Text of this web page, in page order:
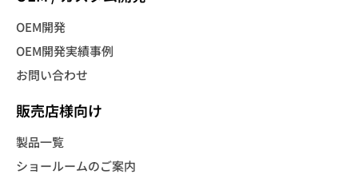
OEM開発
OEM開発実績事例
お問い合わせ
販売店様向け
製品一覧
ショールームのご案内